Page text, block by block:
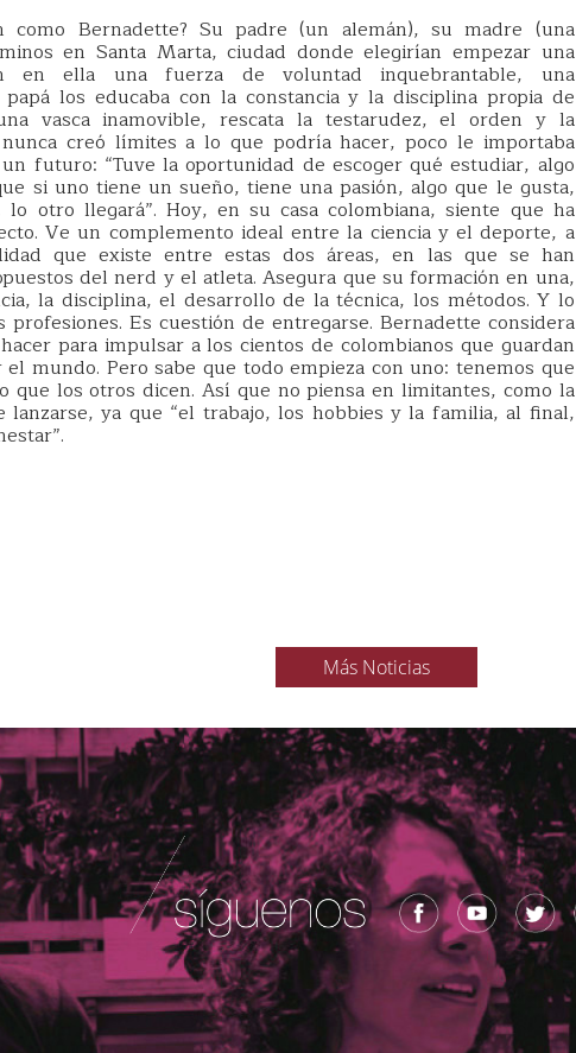
como Bernadette? Su padre (un alemán), su madre (una
en Santa Marta, ciudad donde elegirían empezar una
en ella una fuerza de voluntad inquebrantable, una
los educaba con la constancia y la disciplina propia de
vasca inamovible, rescata la testarudez, el orden y la
creó límites a lo que podría hacer, poco le importaba
futuro: “Tuve la oportunidad de escoger qué estudiar, algo
si uno tiene un sueño, tiene una pasión, algo que le gusta,
lo otro llegará”. Hoy, en su casa colombiana, siente que ha
Ve un complemento ideal entre la ciencia y el deporte, a
que existe entre estas dos áreas, en las que se han
del nerd y el atleta. Asegura que su formación en una,
la disciplina, el desarrollo de la técnica, los métodos. Y lo
profesiones. Es cuestión de entregarse. Bernadette considera
para impulsar a los cientos de colombianos que guardan
mundo. Pero sabe que todo empieza con uno: tenemos que
que los otros dicen. Así que no piensa en limitantes, como la
lanzarse, ya que “el trabajo, los hobbies y la familia, al final,
Más Noticias